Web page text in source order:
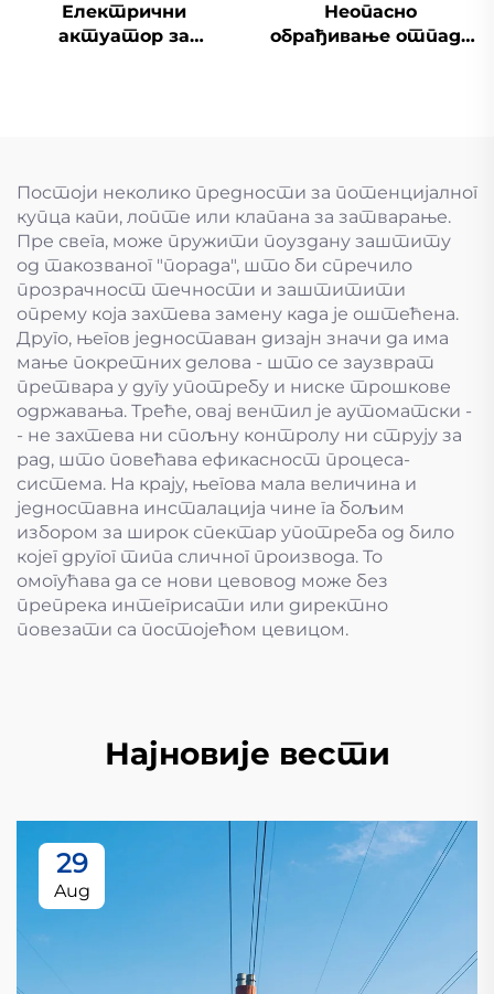
Електрични
актуатор за
Неопасно
обрађивање отпада
Постоји неколико предности за потенцијалног
купца капи, лопте или клапана за затварање.
Пре свега, може пружити поуздану заштиту
од такозваног "порада", што би спречило
прозрачност течности и заштитити
опрему која захтева замену када је оштећена.
Друго, његов једноставан дизајн значи да има
мање покретних делова - што се заузврат
претвара у дугу употребу и ниске трошкове
одржавања. Треће, овај вентил је аутоматски -
- не захтева ни спољну контролу ни струју за
рад, што повећава ефикасност процеса-
система. На крају, његова мала величина и
једноставна инсталација чине га бољим
избором за широк спектар употреба од било
којег другог типа сличног производа. То
омогућава да се нови цевовод може без
препрека интегрисати или директно
повезати са постојећом цевицом.
Најновије вести
29
Aug